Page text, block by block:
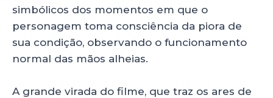
simbólicos dos momentos em que o
personagem toma consciência da piora de
sua condição, observando o funcionamento
normal das mãos alheias.
A grande virada do filme, que traz os ares de